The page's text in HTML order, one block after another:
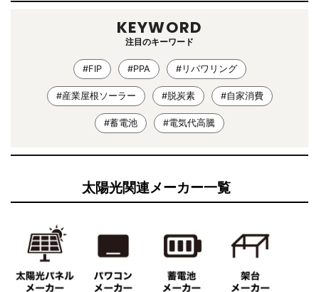
KEYWORD
注目のキーワード
#FIP #PPA #リパワリング
#産業屋根ソーラー #脱炭素 #自家消費
#蓄電池 #電気代高騰
太陽光関連メーカー一覧